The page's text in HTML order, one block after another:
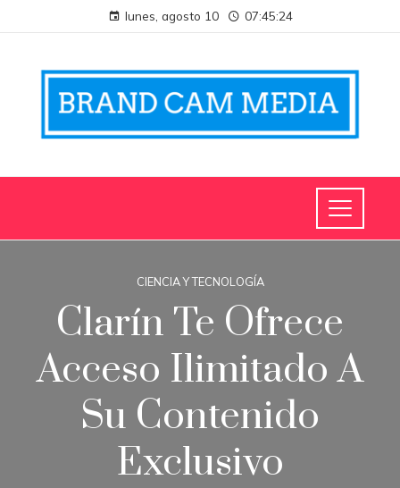
lunes, agosto 10 07:45:24
CIENCIA Y TECNOLOGÍA
Clarín Te Ofrece
Acceso Ilimitado A
Su Contenido
Exclusivo